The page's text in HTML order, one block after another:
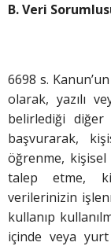
B. Veri
6698 s.
olarak, yazılı
belirlediği diğer
başvurarak,
öğrenme,
talep etme,
verilerinizin
kullanıp
içinde veya yurt